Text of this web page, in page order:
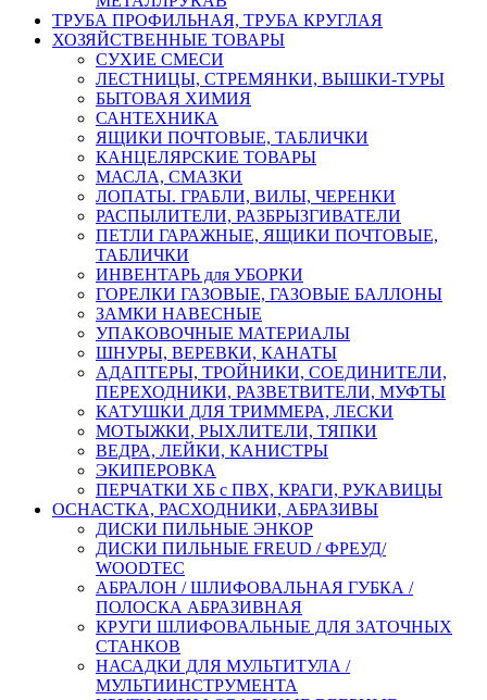
ТРУБА ПРОФИЛЬНАЯ, ТРУБА КРУГЛАЯ
ХОЗЯЙСТВЕННЫЕ ТОВАРЫ
СУХИЕ СМЕСИ
ЛЕСТНИЦЫ, СТРЕМЯНКИ, ВЫШКИ-ТУРЫ
БЫТОВАЯ ХИМИЯ
САНТЕХНИКА
ЯЩИКИ ПОЧТОВЫЕ, ТАБЛИЧКИ
КАНЦЕЛЯРСКИЕ ТОВАРЫ
МАСЛА, СМАЗКИ
ЛОПАТЫ. ГРАБЛИ, ВИЛЫ, ЧЕРЕНКИ
РАСПЫЛИТЕЛИ, РАЗБРЫЗГИВАТЕЛИ
ПЕТЛИ ГАРАЖНЫЕ, ЯЩИКИ ПОЧТОВЫЕ,
ТАБЛИЧКИ
ИНВЕНТАРЬ для УБОРКИ
ГОРЕЛКИ ГАЗОВЫЕ, ГАЗОВЫЕ БАЛЛОНЫ
ЗАМКИ НАВЕСНЫЕ
УПАКОВОЧНЫЕ МАТЕРИАЛЫ
ШНУРЫ, ВЕРЕВКИ, КАНАТЫ
АДАПТЕРЫ, ТРОЙНИКИ, СОЕДИНИТЕЛИ,
ПЕРЕХОДНИКИ, РАЗВЕТВИТЕЛИ, МУФТЫ
КАТУШКИ ДЛЯ ТРИММЕРА, ЛЕСКИ
МОТЫЖКИ, РЫХЛИТЕЛИ, ТЯПКИ
ВЕДРА, ЛЕЙКИ, КАНИСТРЫ
ЭКИПЕРОВКА
ПЕРЧАТКИ ХБ с ПВХ, КРАГИ, РУКАВИЦЫ
ОСНАСТКА, РАСХОДНИКИ, АБРАЗИВЫ
ДИСКИ ПИЛЬНЫЕ ЭНКОР
ДИСКИ ПИЛЬНЫЕ FREUD / ФРЕУД/
WOODTEC
АБРАЛОН / ШЛИФОВАЛЬНАЯ ГУБКА /
ПОЛОСКА АБРАЗИВНАЯ
КРУГИ ШЛИФОВАЛЬНЫЕ ДЛЯ ЗАТОЧНЫХ
СТАНКОВ
НАСАДКИ ДЛЯ МУЛЬТИТУЛА /
МУЛЬТИИНСТРУМЕНТА